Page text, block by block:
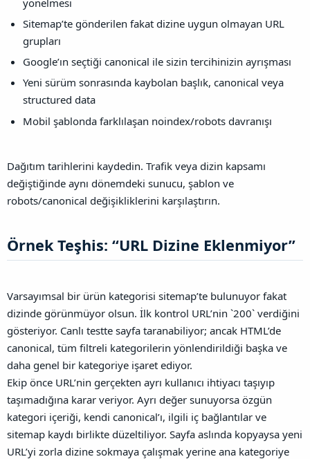
Sitemap’te gönderilen fakat dizine uygun olmayan URL
grupları
Google’ın seçtiği canonical ile sizin tercihinizin ayrışması
Yeni sürüm sonrasında kaybolan başlık, canonical veya
structured data
Mobil şablonda farklılaşan noindex/robots davranışı
Dağıtım tarihlerini kaydedin. Trafik veya dizin kapsamı
değiştiğinde aynı dönemdeki sunucu, şablon ve
robots/canonical değişikliklerini karşılaştırın.
Örnek Teşhis: “URL Dizine Eklenmiyor”​
Varsayımsal bir ürün kategorisi sitemap’te bulunuyor fakat
dizinde görünmüyor olsun. İlk kontrol URL’nin `200` verdiğini
gösteriyor. Canlı testte sayfa taranabiliyor; ancak HTML’de
canonical, tüm filtreli kategorilerin yönlendirildiği başka ve
daha genel bir kategoriye işaret ediyor.
Ekip önce URL’nin gerçekten ayrı kullanıcı ihtiyacı taşıyıp
taşımadığına karar veriyor. Ayrı değer sunuyorsa özgün
kategori içeriği, kendi canonical’ı, ilgili iç bağlantılar ve
sitemap kaydı birlikte düzeltiliyor. Sayfa aslında kopyaysa yeni
URL’yi zorla dizine sokmaya çalışmak yerine ana kategoriye